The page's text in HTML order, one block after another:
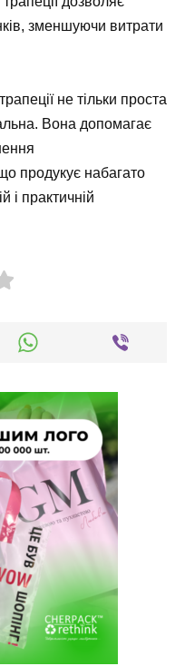
зменшуючи витрати
не тільки проста
Вона допомагає
продукує набагато
і практичній